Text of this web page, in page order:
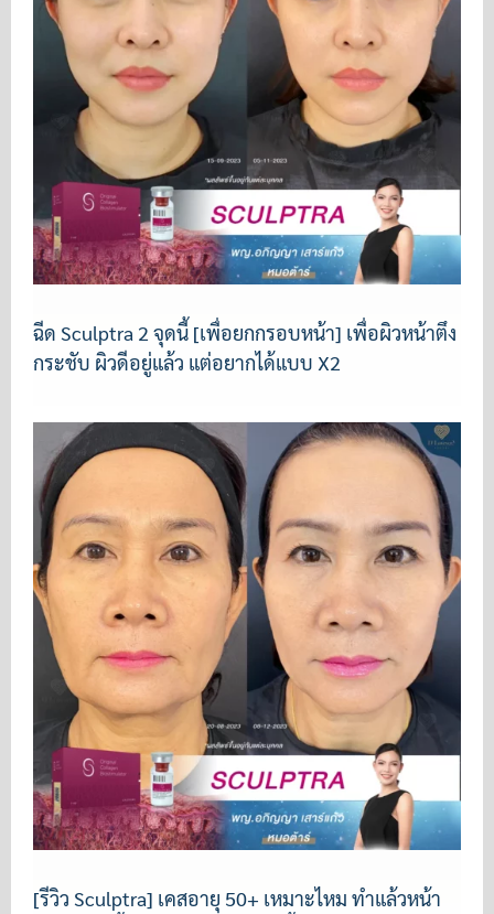
ฉีด Sculptra 2 จุดนี้ [เพื่อยกกรอบหน้า] เพื่อผิวหน้าตึง
กระชับ ผิวดีอยู่แล้ว แต่อยากได้แบบ X2
[รีวิว Sculptra] เคสอายุ 50+ เหมาะไหม ทำแล้วหน้า